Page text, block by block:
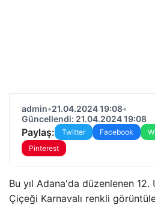
admin•21.04.2024 19:08•
Güncellendi: 21.04.2024 19:08
Paylaş: Twitter Facebook
Pinterest
Bu yıl Adana'da düzenlenen 12.
Çiçeği Karnavalı renkli